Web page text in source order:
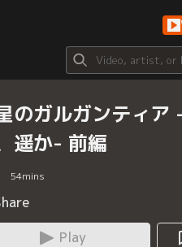
のガルガンティア
遥か- 前編
54mins
Play